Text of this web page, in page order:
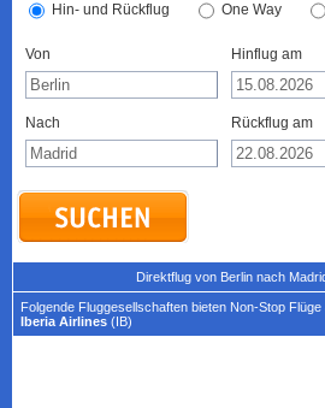
Hin- und Rückflug One Way
Von Hinflug am
Nach Rückflug am
Direktflug von Berlin nach
Folgende Fluggesellschaften bieten Non-Stop
Iberia Airlines (IB)